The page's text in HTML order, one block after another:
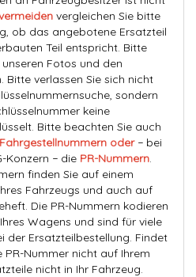
vergleichen Sie bitte
ob das angebotene Ersatzteil
Teil entspricht. Bitte
Fotos und den
Bitte verlassen Sie sich nicht
sondern
keine
Bitte beachten Sie auch
oder− bei
Konzern − die PR-Nummern
finden Sie auf einem
Fahrzeugs und auch auf
Die PR-Nummern kodieren
Wagens und sind für viele
der Ersatzteilbestellung. Findet
Nummer nicht auf Ihrem
nicht in Ihr Fahrzeug.